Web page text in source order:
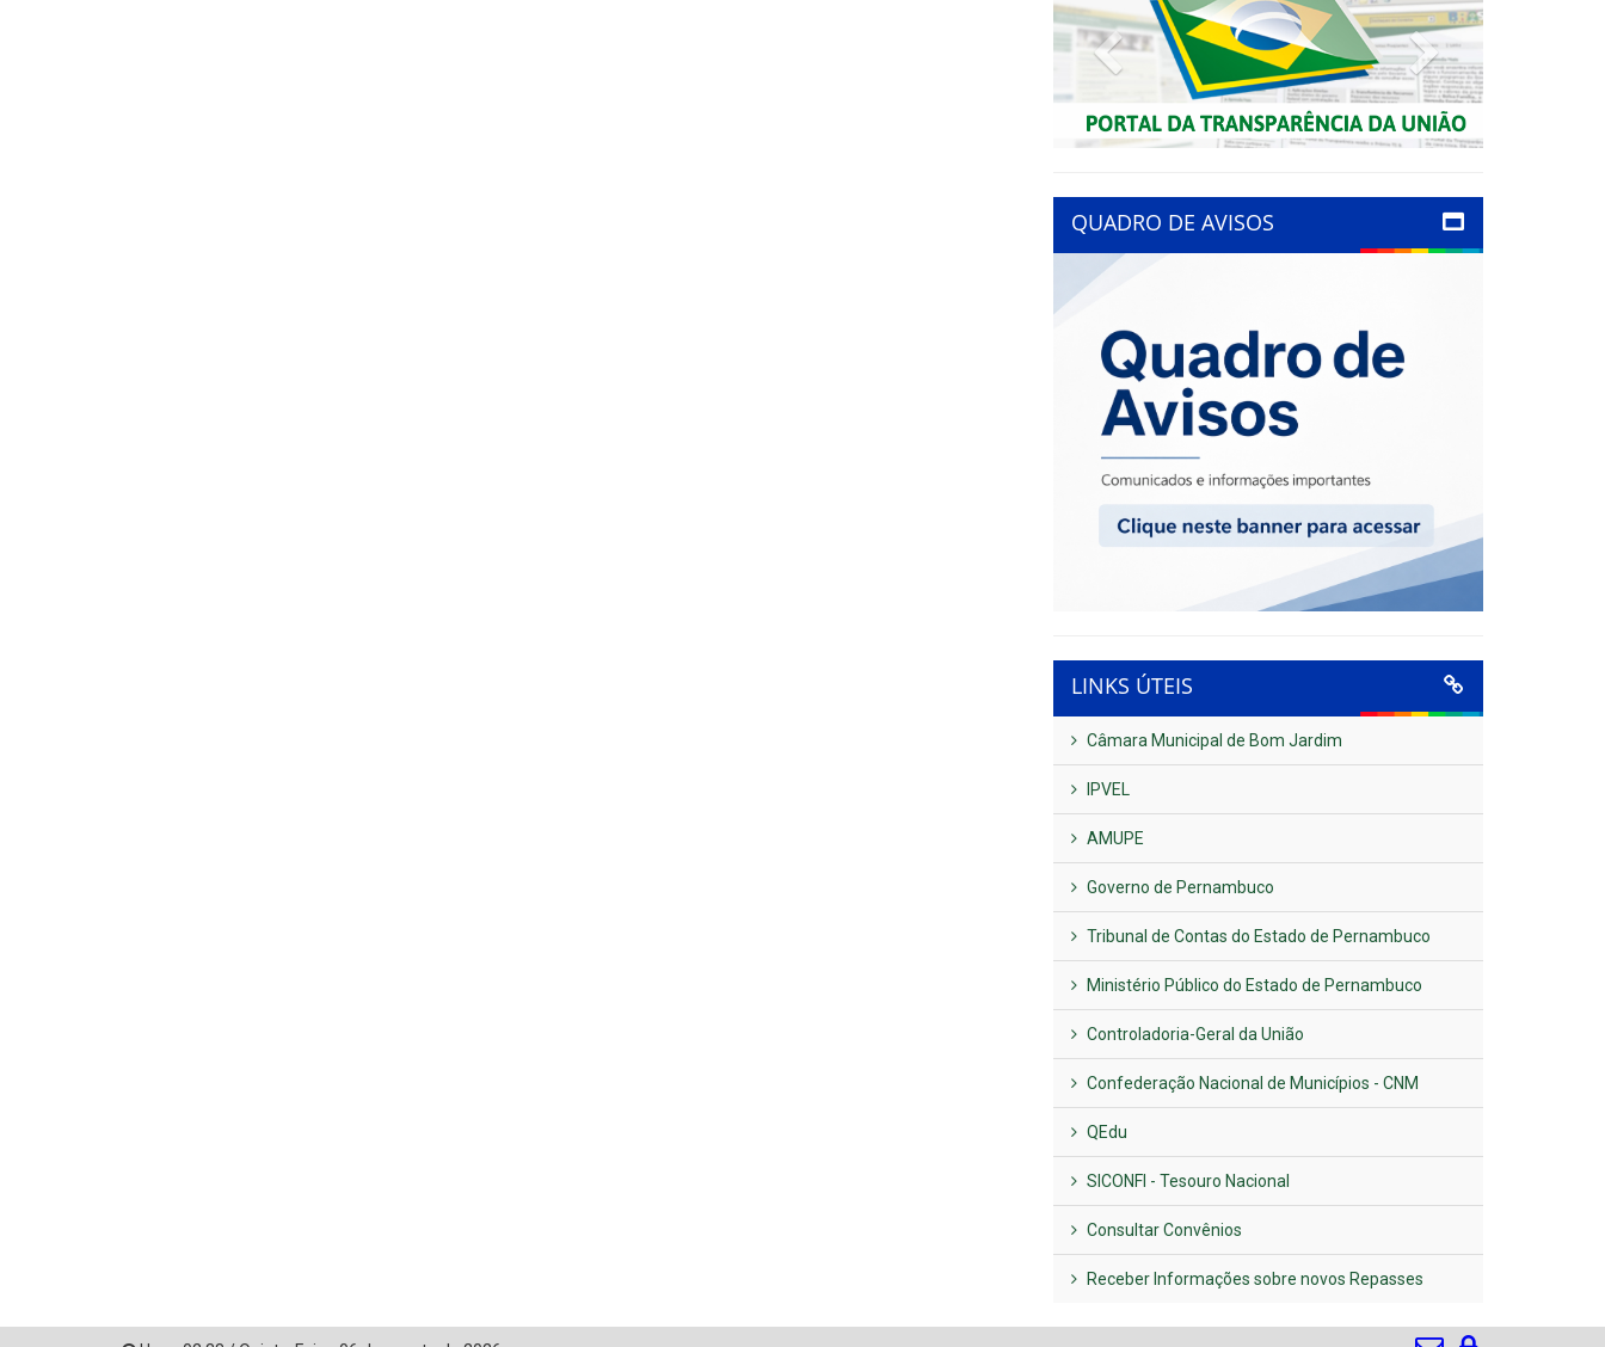
Previous Next
QUADRO DE AVISOS
LINKS ÚTEIS
Câmara Municipal de Bom Jardim
IPVEL
AMUPE
Governo de Pernambuco
Tribunal de Contas do Estado de Pernambuco
Ministério Público do Estado de Pernambuco
Controladoria-Geral da União
Confederação Nacional de Municípios - CNM
QEdu
SICONFI - Tesouro Nacional
Consultar Convênios
Receber Informações sobre novos Repasses